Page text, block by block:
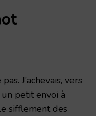
J’achevais, vers
petit envoi à
sifflement des